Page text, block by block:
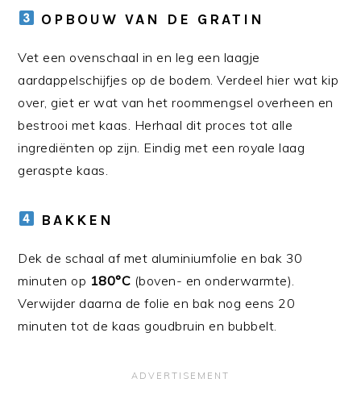
OPBOUW VAN DE GRATIN
Vet een ovenschaal in en leg een laagje
aardappelschijfjes op de bodem. Verdeel hier wat kip
over, giet er wat van het roommengsel overheen en
bestrooi met kaas. Herhaal dit proces tot alle
ingrediënten op zijn. Eindig met een royale laag
geraspte kaas.
BAKKEN
Dek de schaal af met aluminiumfolie en bak 30
minuten op 180°C (boven- en onderwarmte).
Verwijder daarna de folie en bak nog eens 20
minuten tot de kaas goudbruin en bubbelt.